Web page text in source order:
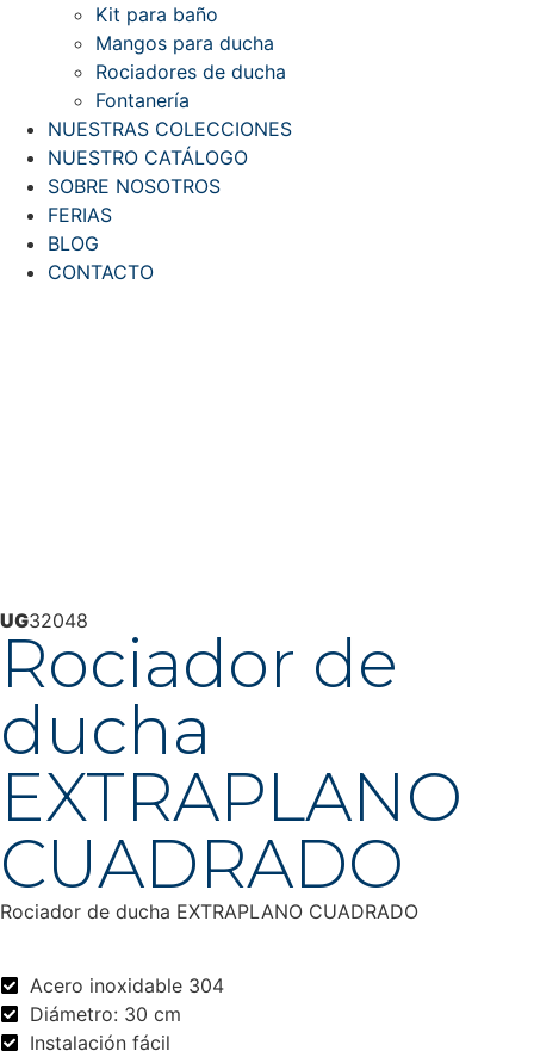
Kit para baño
Mangos para ducha
Rociadores de ducha
Fontanería
NUESTRAS COLECCIONES
NUESTRO CATÁLOGO
SOBRE NOSOTROS
FERIAS
BLOG
CONTACTO
UG32048
Rociador de
ducha
EXTRAPLANO
CUADRADO
Rociador de ducha EXTRAPLANO CUADRADO
Acero inoxidable 304
Diámetro: 30 cm
Instalación fácil